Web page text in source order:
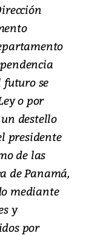
futuro se
o por
destello
presidente
de las
de Panamá,
mediante
y
por